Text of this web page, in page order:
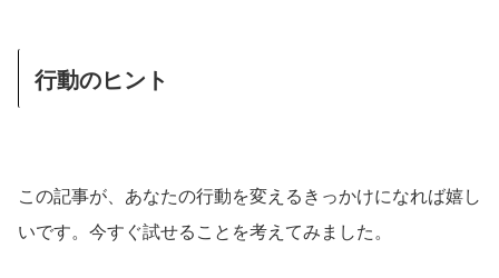
行動のヒント
この記事が、あなたの行動を変えるきっかけになれば嬉し
いです。今すぐ試せることを考えてみました。